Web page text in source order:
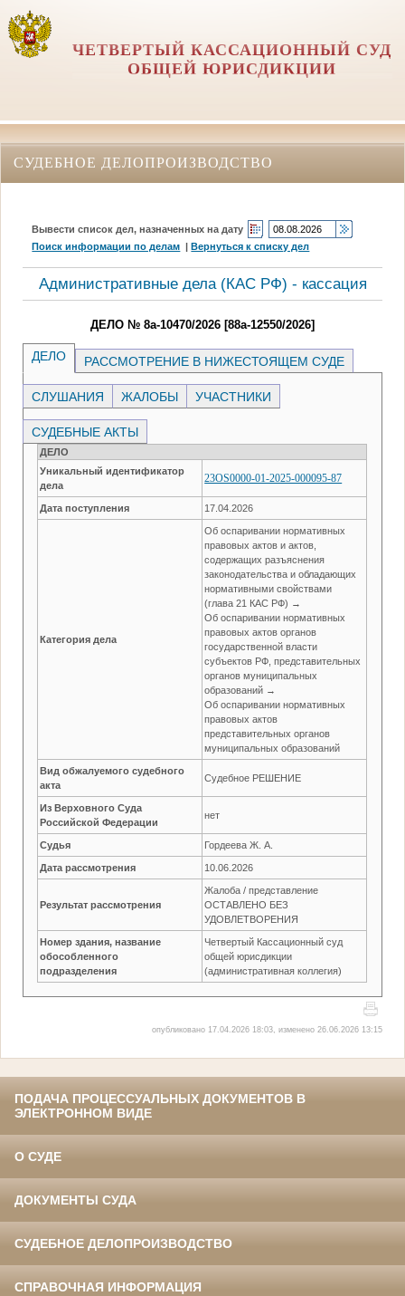
ЧЕТВЕРТЫЙ КАССАЦИОННЫЙ СУД
ОБЩЕЙ ЮРИСДИКЦИИ
СУДЕБНОЕ ДЕЛОПРОИЗВОДСТВО
Вывести список дел, назначенных на дату
Поиск информации по делам |Вернуться к списку дел
Административные дела (КАC РФ) - кассация
ДЕЛО № 8а-10470/2026 [88а-12550/2026]
ДЕЛО РАССМОТРЕНИЕ В НИЖЕСТОЯЩЕМ СУДЕ
СЛУШАНИЯ ЖАЛОБЫ УЧАСТНИКИ
СУДЕБНЫЕ АКТЫ
ДЕЛО
Уникальный идентификатор
дела
23OS0000-01-2025-000095-87
Дата поступления 17.04.2026
Категория дела
Об оспаривании нормативных
правовых актов и актов,
содержащих разъяснения
законодательства и обладающих
нормативными свойствами
(глава 21 КАС РФ) →
Об оспаривании нормативных
правовых актов органов
государственной власти
субъектов РФ, представительных
органов муниципальных
образований →
Об оспаривании нормативных
правовых актов
представительных органов
муниципальных образований
Вид обжалуемого судебного
акта
Судебное РЕШЕНИЕ
Из Верховного Суда
Российской Федерации
нет
Судья Гордеева Ж. А.
Дата рассмотрения 10.06.2026
Результат рассмотрения
Жалоба / представление
ОСТАВЛЕНО БЕЗ
УДОВЛЕТВОРЕНИЯ
Номер здания, название
обособленного
подразделения
Четвертый Кассационный суд
общей юрисдикции
(административная коллегия)
опубликовано 17.04.2026 18:03, изменено 26.06.2026 13:15
ПОДАЧА ПРОЦЕССУАЛЬНЫХ ДОКУМЕНТОВ В
ЭЛЕКТРОННОМ ВИДЕ
О СУДЕ
ДОКУМЕНТЫ СУДА
СУДЕБНОЕ ДЕЛОПРОИЗВОДСТВО
СПРАВОЧНАЯ ИНФОРМАЦИЯ